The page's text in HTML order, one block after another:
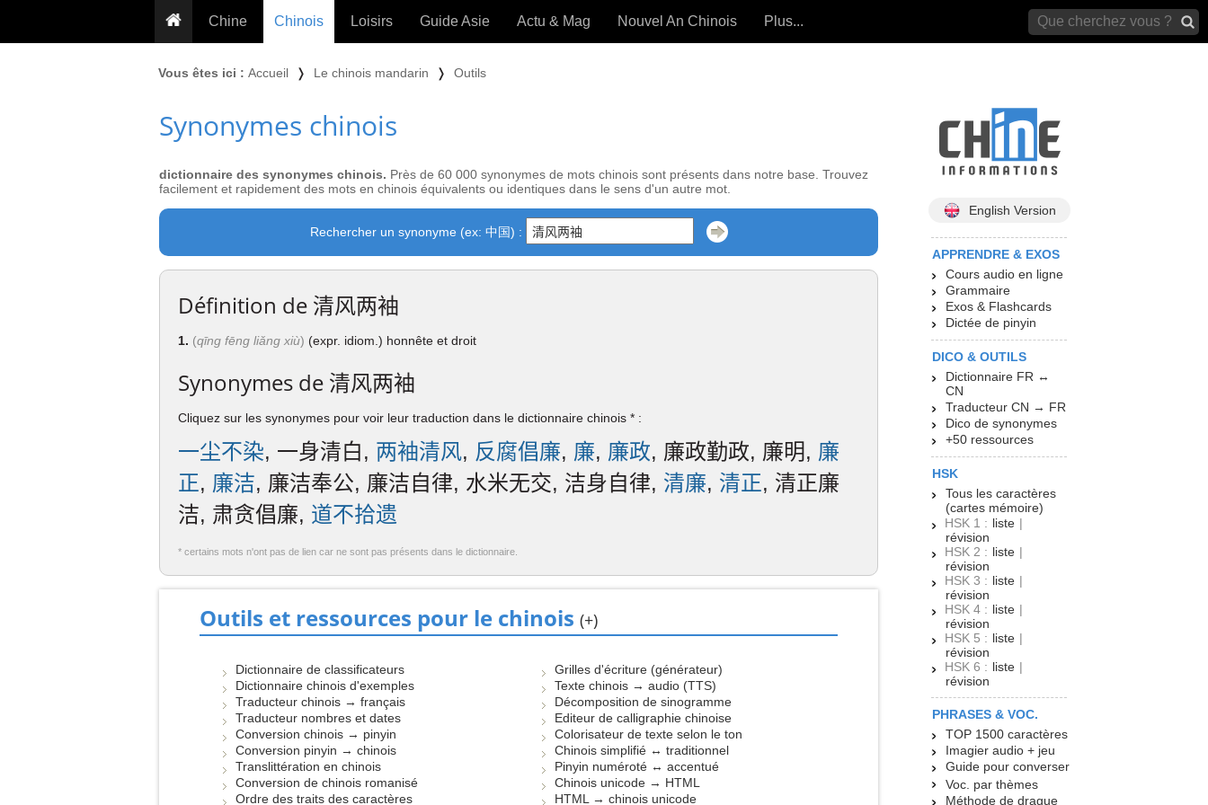
Chine
Conseils voyageurs
Proverbes
Cuisine
Calendrier en ligne
JO Pékin 2022
Chinois
Grammaire
Exos & Flashcards
+50 Outils
Loisirs
Tatouage
Guide Asie Actu & Mag Nouvel An Chinois Plus...
Vous êtes ici : Accueil ❭ Le chinois mandarin ❭ Outils
Synonymes chinois
dictionnaire des synonymes chinois. Près de 60 000 synonymes de mots chinois sont présents dans notre base. Trouvez
facilement et rapidement des mots en chinois équivalents ou identiques dans le sens d'un autre mot.
Rechercher un synonyme (ex: 中国) :
Définition de 清风两袖
1. (qīng fēng liǎng xiù) (expr. idiom.) honnête et droit
Synonymes de 清风两袖
Cliquez sur les synonymes pour voir leur traduction dans le dictionnaire chinois * :
一尘不染, 一身清白, 两袖清风, 反腐倡廉, 廉, 廉政, 廉政勤政, 廉明, 廉
正, 廉洁, 廉洁奉公, 廉洁自律, 水米无交, 洁身自律, 清廉, 清正, 清正廉
洁, 肃贪倡廉, 道不拾遗
* certains mots n'ont pas de lien car ne sont pas présents dans le dictionnaire.
Outils et ressources pour le chinois (+)
Dictionnaire de classificateurs
Dictionnaire chinois d'exemples
Traducteur chinois → français
Traducteur nombres et dates
Conversion chinois → pinyin
Conversion pinyin → chinois
Translittération en chinois
Conversion de chinois romanisé
Ordre des traits des caractères
Grilles d'écriture (générateur)
Texte chinois → audio (TTS)
Décomposition de sinogramme
Editeur de calligraphie chinoise
Colorisateur de texte selon le ton
Chinois simplifié ↔ traditionnel
Pinyin numéroté ↔ accentué
Chinois unicode → HTML
HTML → chinois unicode
English Version
APPRENDRE & EXOS
Cours audio en ligne
Grammaire
Exos & Flashcards
Dictée de pinyin
DICO & OUTILS
Dictionnaire FR ↔
CN
Traducteur CN → FR
Dico de synonymes
+50 ressources
HSK
Tous les caractères
(cartes mémoire)
HSK 1 : liste |
révision
HSK 2 : liste |
révision
HSK 3 : liste |
révision
HSK 4 : liste |
révision
HSK 5 : liste |
révision
HSK 6 : liste |
révision
PHRASES & VOC.
TOP 1500 caractères
Imagier audio + jeu
Guide pour converser
Voc. par thèmes
Méthode de drague